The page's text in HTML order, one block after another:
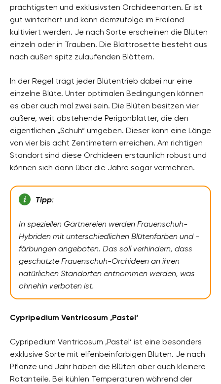
prächtigsten und exklusivsten Orchideenarten. Er ist
gut winterhart und kann demzufolge im Freiland
kultiviert werden. Je nach Sorte erscheinen die Blüten
einzeln oder in Trauben. Die Blattrosette besteht aus
nach außen spitz zulaufenden Blättern.
In der Regel trägt jeder Blütentrieb dabei nur eine
einzelne Blüte. Unter optimalen Bedingungen können
es aber auch mal zwei sein. Die Blüten besitzen vier
äußere, weit abstehende Perigonblätter, die den
eigentlichen „Schuh“ umgeben. Dieser kann eine Länge
von vier bis acht Zentimetern erreichen. Am richtigen
Standort sind diese Orchideen erstaunlich robust und
können sich dann über die Jahre sogar vermehren.
Tipp:
In speziellen Gärtnereien werden Frauenschuh-
Hybriden mit unterschiedlichen Blütenfarben und -
färbungen angeboten. Das soll verhindern, dass
geschützte Frauenschuh-Orchideen an ihren
natürlichen Standorten entnommen werden, was
ohnehin verboten ist.
Cypripedium Ventricosum ‚Pastel‘
Cypripedium Ventricosum ‚Pastel‘ ist eine besonders
exklusive Sorte mit elfenbeinfarbigen Blüten. Je nach
Pflanze und Jahr haben die Blüten aber auch kleinere
Rotanteile. Bei kühlen Temperaturen während der